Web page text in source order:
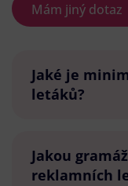
Mám jiný dotaz
Jaké je
letáků?
Jakou
reklamních